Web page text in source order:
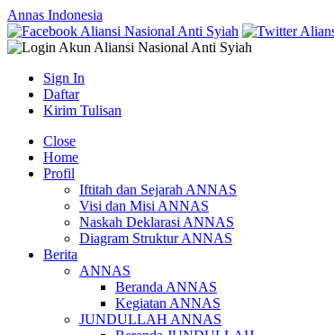
Annas Indonesia
Sign In
Daftar
Kirim Tulisan
Close
Home
Profil
Iftitah dan Sejarah ANNAS
Visi dan Misi ANNAS
Naskah Deklarasi ANNAS
Diagram Struktur ANNAS
Berita
ANNAS
Beranda ANNAS
Kegiatan ANNAS
JUNDULLAH ANNAS